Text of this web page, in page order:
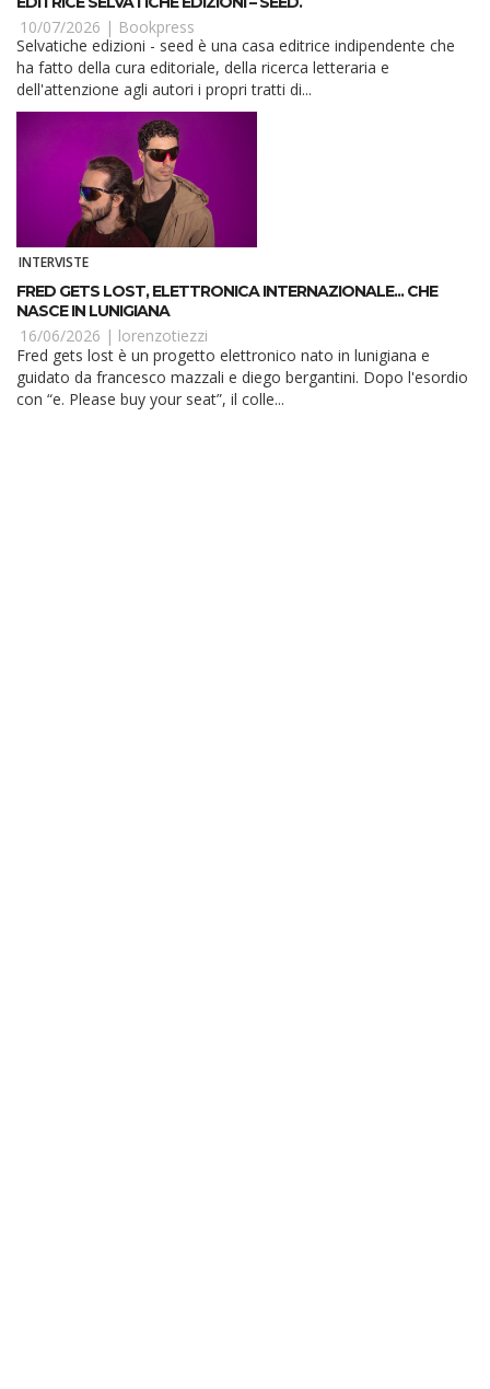
10/07/2026 | Bookpress
Selvatiche edizioni - seed è una casa editrice indipendente che
ha fatto della cura editoriale, della ricerca letteraria e
dell'attenzione agli autori i propri tratti di...
INTERVISTE
FRED GETS LOST, ELETTRONICA INTERNAZIONALE... CHE
NASCE IN LUNIGIANA
16/06/2026 | lorenzotiezzi
Fred gets lost è un progetto elettronico nato in lunigiana e
guidato da francesco mazzali e diego bergantini. Dopo l'esordio
con “e. Please buy your seat”, il colle...